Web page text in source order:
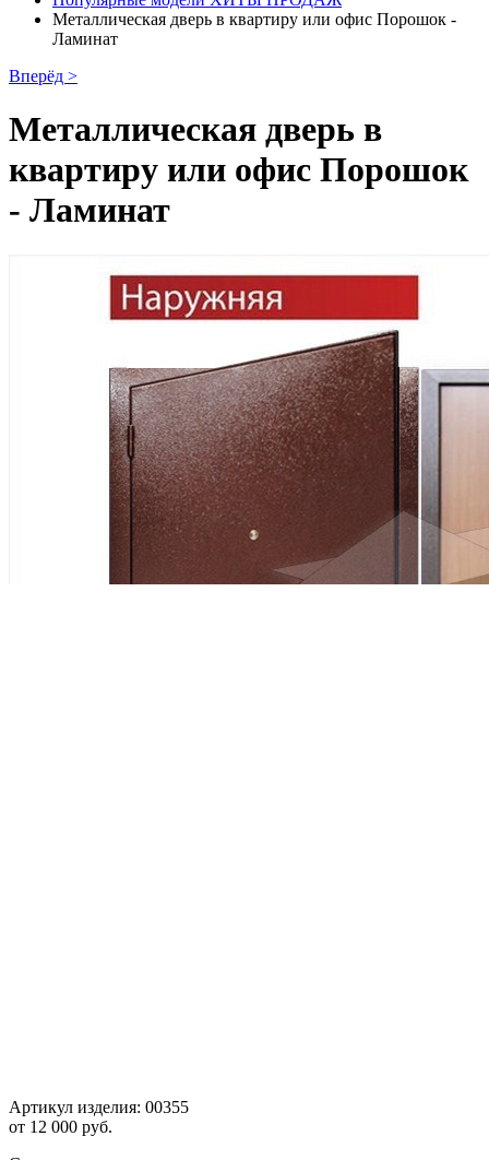
Металлическая дверь в квартиру или офис Порошок -
Ламинат
Вперёд >
Металлическая дверь в
квартиру или офис Порошок
- Ламинат
Артикул изделия: 00355
от 12 000 руб.